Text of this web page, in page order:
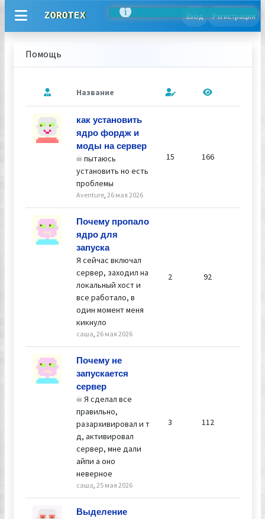
ZOROTEX Вход Регистрация
Помощь
Название
как установить
ядро фордж и
моды на сервер
пытаюсь
установить но есть
проблемы
Aventure, 26 мая 2026
15 166
Почему пропало
ядро для
запуска
Я сейчас включал
сервер, заходил на
локальный хост и
все работало, в
один момент меня
кикнуло
саша, 26 мая 2026
2 92
Почему не
запускается
сервер
Я сделал все
правильно,
разархивировал и т
д, активировал
сервер, мне дали
айпи а оно
неверное
саша, 25 мая 2026
3 112
Выделение